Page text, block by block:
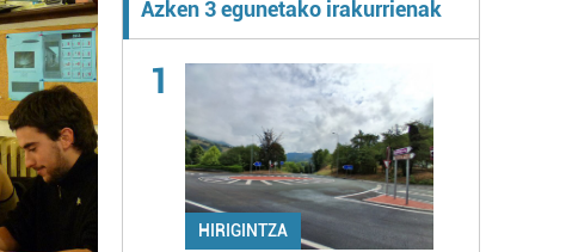
Azken 3 egunetako irakurrienak
1
HIRIGINTZA